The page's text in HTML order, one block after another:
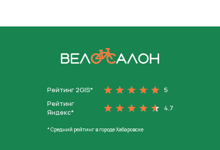
Рейтинг 2GIS*
5
Рейтинг
Яндекс*
4.7
* Средний рейтинг в городе Хабаровске